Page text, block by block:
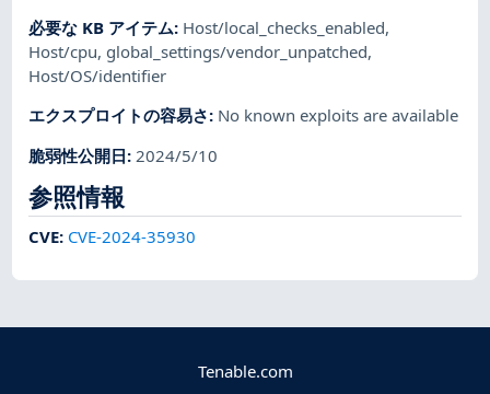
必要な KB アイテム: Host/local_checks_enabled,
Host/cpu, global_settings/vendor_unpatched,
Host/OS/identifier
エクスプロイトの容易さ: No known exploits are available
脆弱性公開日: 2024/5/10
参照情報
CVE: CVE-2024-35930
Tenable.com